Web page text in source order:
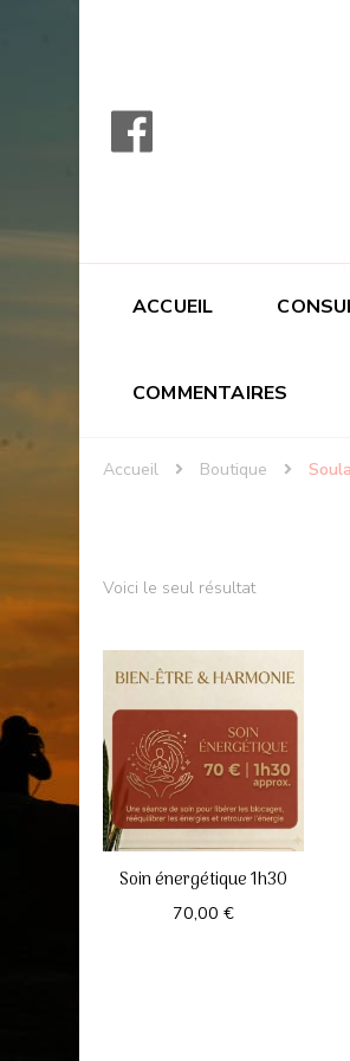
ACCUEIL
COMMENTAIRES
Accueil Boutique
Voici le seul résultat
Soin énergétique 1h30
70,00 €